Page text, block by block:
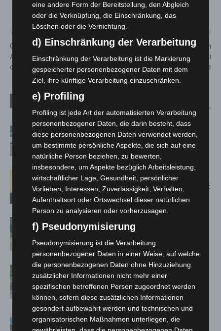
Gemeinsam in die Pedale:
ADFC Langenhagen gestaltet
das Radjahr 2026
Brennender Pkw nach
Verkehrsunfall auf der A2 bei
Lehrte
Verwandte Artikel
Niedersachsen: Feuerwehrkräfte
kehren nach Waldbrandeinsatz aus
Spanien zurück
Hannover: Erste Tigermücken-
Population in Niedersachsen entdeckt
Brand im „Haus der Begegnung“ in
Neuwarmbüchen schnell eingedämmt
Region Hannover: 21 neue
Notfallsanitäter starten beim Roten
Kreuz
Mann läuft mit Hockeyschläger über
A7 – Polizei sucht Zeugen
eine andere Form der Bereitstellung, den Abgleich
oder die Verknüpfung, die Einschränkung, das
Löschen oder die Vernichtung.
d) Einschränkung der Verarbeitung
Einschränkung der Verarbeitung ist die Markierung
gespeicherter personenbezogener Daten mit dem
Ziel, ihre künftige Verarbeitung einzuschränken.
e) Profiling
Profiling ist jede Art der automatisierten Verarbeitung
personenbezogener Daten, die darin besteht, dass
diese personenbezogenen Daten verwendet werden,
um bestimmte persönliche Aspekte, die sich auf eine
natürliche Person beziehen, zu bewerten,
insbesondere, um Aspekte bezüglich Arbeitsleistung,
wirtschaftlicher Lage, Gesundheit, persönlicher
Vorlieben, Interessen, Zuverlässigkeit, Verhalten,
Aufenthaltsort oder Ortswechsel dieser natürlichen
Person zu analysieren oder vorherzusagen.
f) Pseudonymisierung
Pseudonymisierung ist die Verarbeitung
personenbezogener Daten in einer Weise, auf welche
die personenbezogenen Daten ohne Hinzuziehung
zusätzlicher Informationen nicht mehr einer
spezifischen betroffenen Person zugeordnet werden
können, sofern diese zusätzlichen Informationen
gesondert aufbewahrt werden und technischen und
organisatorischen Maßnahmen unterliegen, die